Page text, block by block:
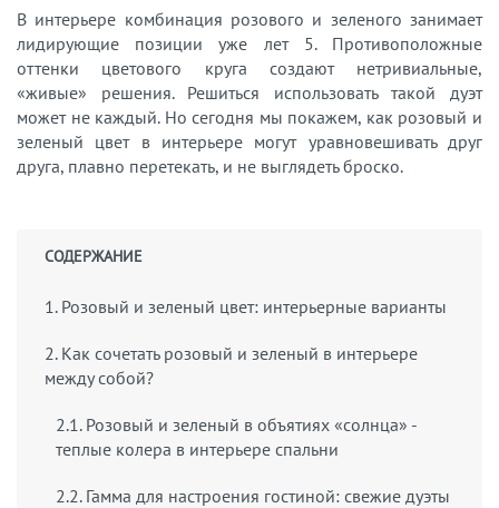
В интерьере комбинация розового и зеленого занимает
лидирующие позиции уже лет 5. Противоположные
оттенки цветового круга создают нетривиальные,
«живые» решения. Решиться использовать такой дуэт
может не каждый. Но сегодня мы покажем, как розовый и
зеленый цвет в интерьере могут уравновешивать друг
друга, плавно перетекать, и не выглядеть броско.
СОДЕРЖАНИЕ
1. Розовый и зеленый цвет: интерьерные варианты
2. Как сочетать розовый и зеленый в интерьере
между собой?
2.1. Розовый и зеленый в объятиях «солнца» -
теплые колера в интерьере спальни
2.2. Гамма для настроения гостиной: свежие дуэты